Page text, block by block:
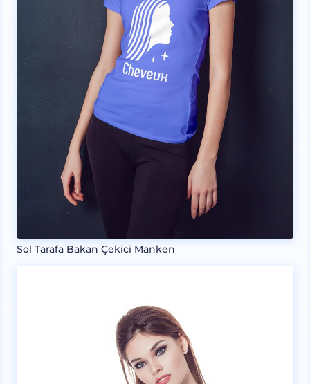
Sol Tarafa Bakan Çekici Manken